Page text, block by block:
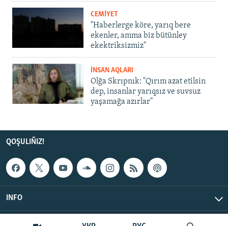
CEMİYET
"Haberlerge köre, yarıq bere
ekenler, amma biz bütünley
ekektriksizmiz"
İNSAN AQLARI
Olğa Skrıpnık: "Qırım azat etilsin
dep, insanlar yarıqsız ve suvsuz
yaşamağa azırlar"
QOŞULIÑIZ!
INFO